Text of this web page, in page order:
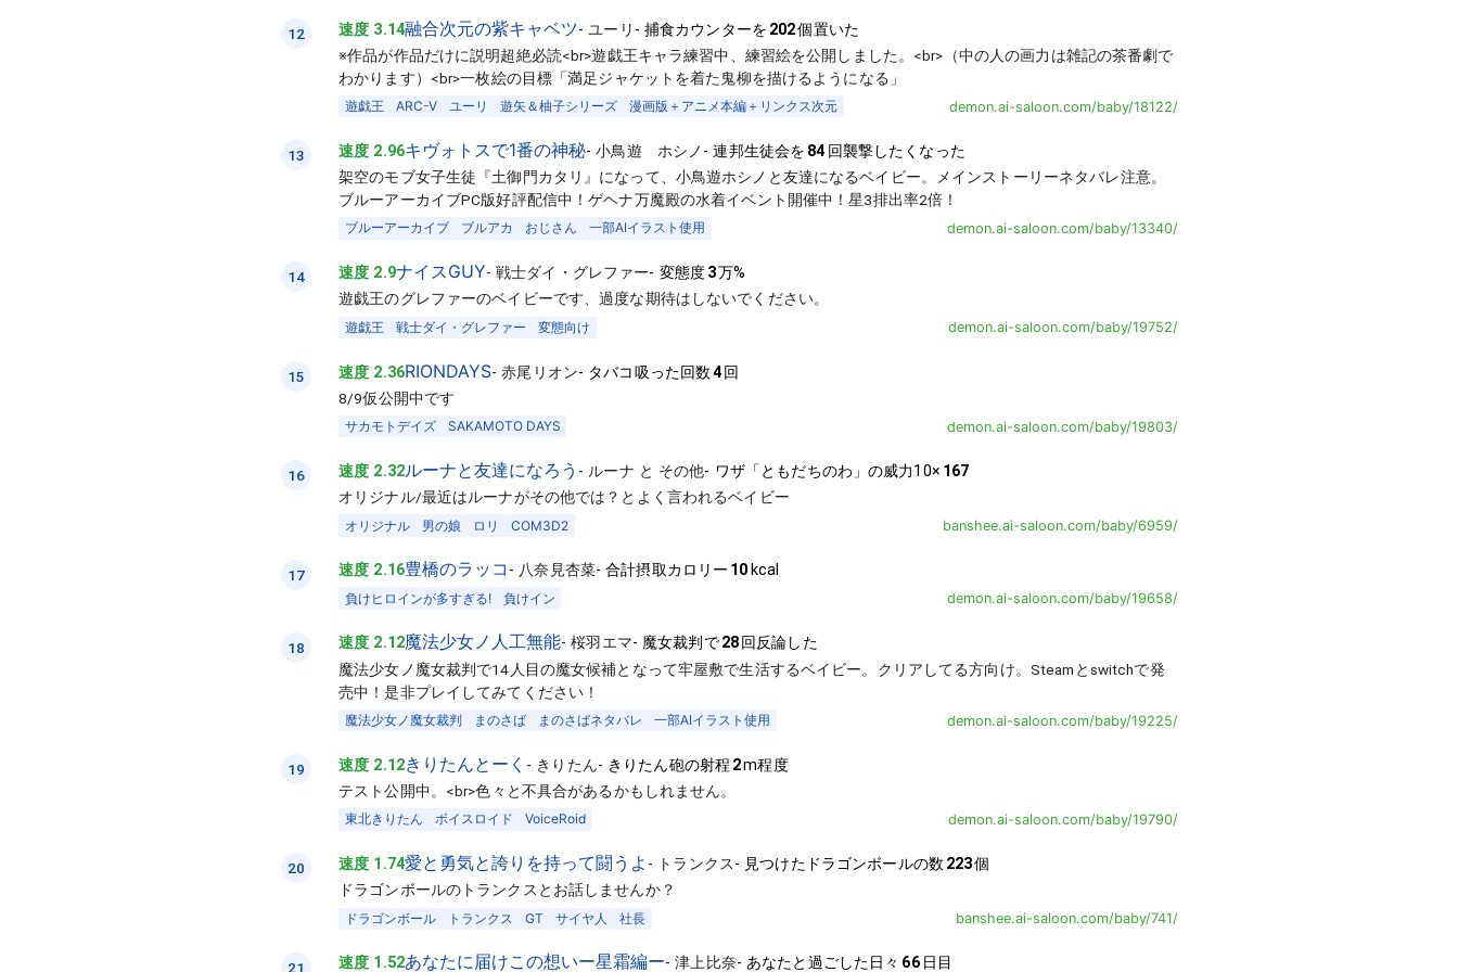
12 速度 3.14融合次元の紫キャベツ-ユーリ - 捕食カウンターを 202個置いた
※作品が作品だけに説明超絶必読<br>遊戯王キャラ練習中、練習絵を公開しました。<br>（中の人の画力は雑記の茶番劇で
わかります）<br>一枚絵の目標「満足ジャケットを着た鬼柳を描けるようになる」
遊戯王 ARC-V ユーリ 遊矢＆柚子シリーズ 漫画版＋アニメ本編＋リンクス次元 demon.ai-saloon.com/baby/18122/
13 速度 2.96キヴォトスで1番の神秘-小鳥遊 ホシノ -連邦生徒会を 84 回襲撃したくなった
架空のモブ女子生徒『土御門カタリ』になって、小鳥遊ホシノと友達になるベイビー。メインストーリーネタバレ注意。
ブルーアーカイブPC版好評配信中！ゲヘナ万魔殿の水着イベント開催中！星3排出率2倍！
ブルーアーカイブ ブルアカ おじさん 一部AIイラスト使用 demon.ai-saloon.com/baby/13340/
14 速度 2.9ナイスGUY-戦士ダイ・グレファー- 変態度3万%
遊戯王のグレファーのベイビーです、過度な期待はしないでください。
遊戯王 戦士ダイ・グレファー 変態向け demon.ai-saloon.com/baby/19752/
15 速度 2.36RIONDAYS-赤尾リオン- タバコ吸った回数4回
8/9仮公開中です
サカモトデイズ SAKAMOTO DAYS demon.ai-saloon.com/baby/19803/
16 速度 2.32ルーナと友達になろう - ルーナ と その他- ワザ「ともだちのわ」の威力10× 167
オリジナル/最近はルーナがその他では？とよく言われるベイビー
オリジナル 男の娘 ロリ COM3D2 banshee.ai-saloon.com/baby/6959/
17 速度 2.16豊橋のラッコ - 八奈見杏菜-合計摂取カロリー 10 kcal
負けヒロインが多すぎる! 負けイン demon.ai-saloon.com/baby/19658/
18 速度 2.12魔法少女ノ人工無能-桜羽エマ-魔女裁判で28 回反論した
魔法少女ノ魔女裁判で14人目の魔女候補となって牢屋敷で生活するベイビー。クリアしてる方向け。Steamとswitchで発
売中！是非プレイしてみてください！
魔法少女ノ魔女裁判 まのさば まのさばネタバレ 一部AIイラスト使用 demon.ai-saloon.com/baby/19225/
19 速度 2.12きりたんとーく - きりたん- きりたん砲の射程 2m程度
テスト公開中。<br>色々と不具合があるかもしれません。
東北きりたん ボイスロイド VoiceRoid demon.ai-saloon.com/baby/19790/
20 速度 1.74愛と勇気と誇りを持って闘うよ - トランクス- 見つけたドラゴンボールの数 223個
ドラゴンボールのトランクスとお話しませんか？
ドラゴンボール トランクス GT サイヤ人 社長 banshee.ai-saloon.com/baby/741/
21 速度 1.52あなたに届けこの想いー星霜編ー-津上比奈-あなたと過ごした日々 66 日目